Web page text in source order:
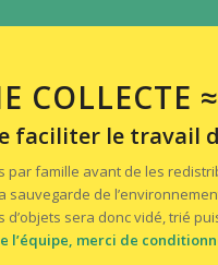
faciliter le travail
par famille avant de les
de
sera donc vidé, trié
merci de